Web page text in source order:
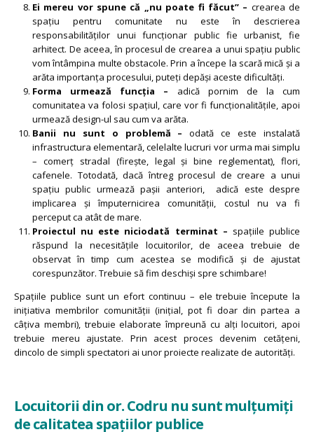
Ei mereu vor spune că „nu poate fi făcut” – crearea de
spațiu pentru comunitate nu este în descrierea
responsabilităților unui funcționar public fie urbanist, fie
arhitect. De aceea, în procesul de crearea a unui spațiu public
vom întâmpina multe obstacole. Prin a începe la scară mică și a
arăta importanța procesului, puteți depăși aceste dificultăți.
Forma urmează funcția – adică pornim de la cum
comunitatea va folosi spațiul, care vor fi funcționalitățile, apoi
urmează design-ul sau cum va arăta.
Banii nu sunt o problemă –odată ce este instalată
infrastructura elementară, celelalte lucruri vor urma mai simplu
– comerț stradal (firește, legal și bine reglementat), flori,
cafenele. Totodată, dacă întreg procesul de creare a unui
spațiu public urmează pașii anteriori, adică este despre
implicarea și împuternicirea comunității, costul nu va fi
perceput ca atât de mare.
Proiectul nu este niciodată terminat – spațiile publice
răspund la necesitățile locuitorilor, de aceea trebuie de
observat în timp cum acestea se modifică și de ajustat
corespunzător. Trebuie să fim deschiși spre schimbare!
Spațiile publice sunt un efort continuu – ele trebuie începute la
inițiativa membrilor comunității (inițial, pot fi doar din partea a
câțiva membri), trebuie elaborate împreună cu alți locuitori, apoi
trebuie mereu ajustate. Prin acest proces devenim cetățeni,
dincolo de simpli spectatori ai unor proiecte realizate de autorități.
Locuitorii din or. Codru nu sunt mulțumiți
de calitatea spațiilor publice